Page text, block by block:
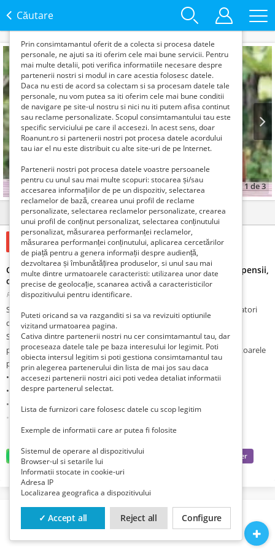
Căutare
Prev Next
1de3
Detalii Contact
495 Lei
Cautam colaboratori pentru brokeraj asigurari, credite, pensii,
oferte de vacanta sau imobiliare
Romania, Bucuresti, Bucuresti, Publicat 5 zile în urmă
Suntem parteneri Destine Broker de Asigurare si cautam colaboratori
din orice zona din tara.
Suntem singura societate de pe piata unde, pe langa activitatea
principala de intermediere in asigurari, puteti intermedia si urmatoarele
produse:
• Credite
• Oferte de vacanta
• Imobiliare
• Pensii private
• Reincarcari cartele telefonice
nevoie macar de unul din serviciile de mai sus iar tu vei primi un
comision pentru fiecare vanzare.
Cerinte
- Absolvent de liceu cu diploma de bacalaureat
- Persoana serioasa, ambitioasa, perseverenta, sociabila
Calculator, acces internet, imprimanta
Conform legislatiei in vigoare, este obligatorie pregatirea in domeniu si
date sunt folosite pentru analizarea traffic-ului pe site-ul
Prin consimtamantul oferit de a colecta si procesa datele
personale, ne ajuti sa iti oferim cele mai bune servicii. Pentru
mai multe detalii, poti verifica informatiile necesare despre
partenerii nostri si modul in care acestia folosesc datele.
Daca nu esti de acord sa colectam si sa procesam datele tale
personale, nu vom putea sa iti oferim cele mai bune conditii
de navigare pe site-ul nostru si nici nu iti putem afisa continut
sau reclame personalizate. Scopul consimtamantului tau este
specific serviciului pe care il accesezi. In acest sens, doar
Roanunt.ro si partenerii nostri pot procesa datele acordului
tau iar el nu este distribuit cu alte site-uri de pe Internet.
Partenerii nostri pot procesa datele voastre persoanele
pentru cu unul sau mai multe scopuri: stocarea și/sau
accesarea informațiilor de pe un dispozitiv, selectarea
reclamelor de bază, crearea unui profil de reclame
personalizate, selectarea reclamelor personalizate, crearea
unui profil de conținut personalizat, selectarea conținutului
personalizat, măsurarea performanței reclamelor,
măsurarea performanței conținutului, aplicarea cercetărilor
de piață pentru a genera informații despre audiență,
dezvoltarea și îmbunătățirea produselor, si unul sau mai
multe dintre urmatoarele caracteristi: utilizarea unor date
precise de geolocație, scanarea activă a caracteristicilor
dispozitivului pentru identificare.
Puteti oricand sa va razganditi si sa va revizuiti optiunile
vizitand urmatoarea pagina.
Cativa dintre partenerii nostri nu cer consimtamantul tau, dar
proceseaza datele tale pe baza interesului lor legimit. Poti
obiecta intersul legitim si poti gestiona consimtamantul tau
prin alegerea partenerului din lista de mai jos sau daca
accesezi partenerii nostri aici poti vedea detaliat informatii
despre partenerul selectat.
Lista de furnizori care folosesc datele cu scop legitim
Exemple de informatii care ar putea fi folosite
Sistemul de operare al dispozitivului
Browser-ul si setarile lui
Informatii stocate in cookie-uri
Adresa IP
Localizarea geografica a dispozitivului
✓ Accept all Reject all Configure